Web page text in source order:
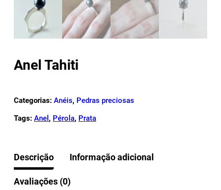
Anel Tahiti
Categorias: Anéis, Pedras preciosas
Tags: Anel , Pérola, Prata
Descrição Informação adicional
Avaliações (0)